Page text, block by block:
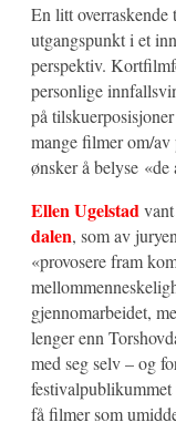
En litt
utgangspunkt i et
perspektiv.
personlige
på
mange filmer om/
ønsker å belyse «de
Ellen Ugelstad
dalen, som av
«provosere fram
gjennomarbeidet,
lenger enn
med seg selv – og
få filmer som